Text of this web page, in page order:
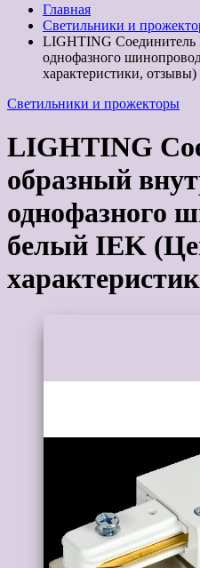
Главная
Светильники и
LIGHTING Соединитель
однофазного
характеристики, отзывы)
Светильники и прожекторы
LIGHTING
образный
однофазного
белый IEK